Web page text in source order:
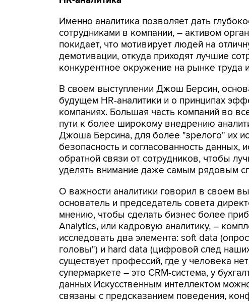
Именно аналитика позволяет дать
сотрудниками в компании, – активом
покидает, что мотивирует людей на
демотивации, откуда приходят лучшие
конкурентное окружение на рынке труда
В своем выступлении Джош Берсин,
будущем HR-аналитики и о принципах
компаниях. Большая часть компаний во
пути к более широкому внедрению
Джоша Берсина, для более "зрелого" их
безопасность и согласованность данных,
обратной связи от сотрудников, чтобы
уделять внимание даже самым рядовым
О важности аналитики говорил в своем
основатель и председатель совета
мнению, чтобы сделать бизнес более
Analytics, или кадровую аналитику, –
исследовать два элемента: soft data
головы") и hard data (цифровой след
существует профессий, где у человека
супермаркете – это CRM-система, у
данных Искусственным интеллектом
связаны с предсказанием поведения,